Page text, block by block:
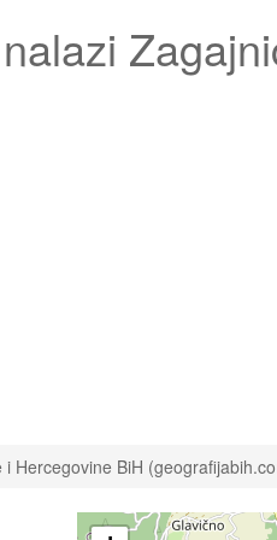
i Hercegovine BiH